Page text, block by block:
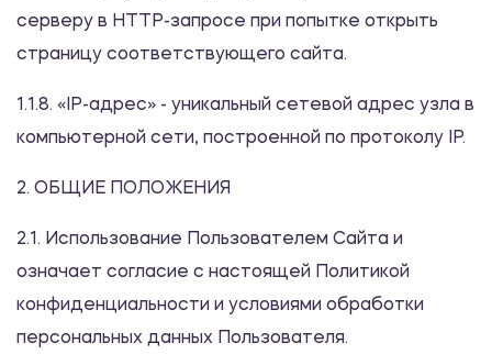
серверу в HTTP-запросе при попытке открыть
страницу соответствующего сайта.
1.1.8. «IP-адрес» - уникальный сетевой адрес узла в
компьютерной сети, построенной по протоколу IP.
2. ОБЩИЕ ПОЛОЖЕНИЯ
2.1. Использование Пользователем Сайта и
означает согласие с настоящей Политикой
конфиденциальности и условиями обработки
персональных данных Пользователя.